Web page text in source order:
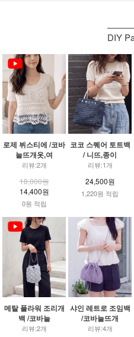
DIY
로제 뷔스티에 /코바
늘뜨개옷,여
리뷰:2개
18,000원
14,400원
0원 적립
코코 스퀘어 토트백
/ 니뜨,종이
리뷰:1개
24,500원
1,220원 적립
메탈 플라워 조리개
백 /코바늘
리뷰:2개
샤인 레트로 조임백
/코바늘뜨개
리뷰:4개